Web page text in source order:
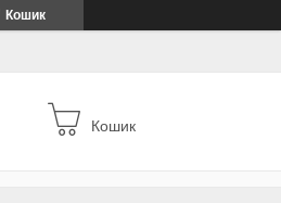
Кошик
Кошик